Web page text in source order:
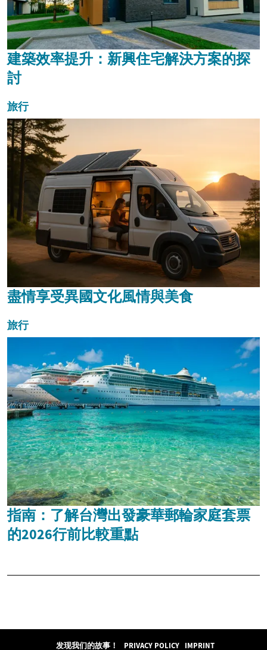
建築效率提升：新興住宅解決方案的探
討
旅行
盡情享受異國文化風情與美食
旅行
指南：了解台灣出發豪華郵輪家庭套票
的2026行前比較重點
发现我们的故事！ PRIVACY POLICY IMPRINT